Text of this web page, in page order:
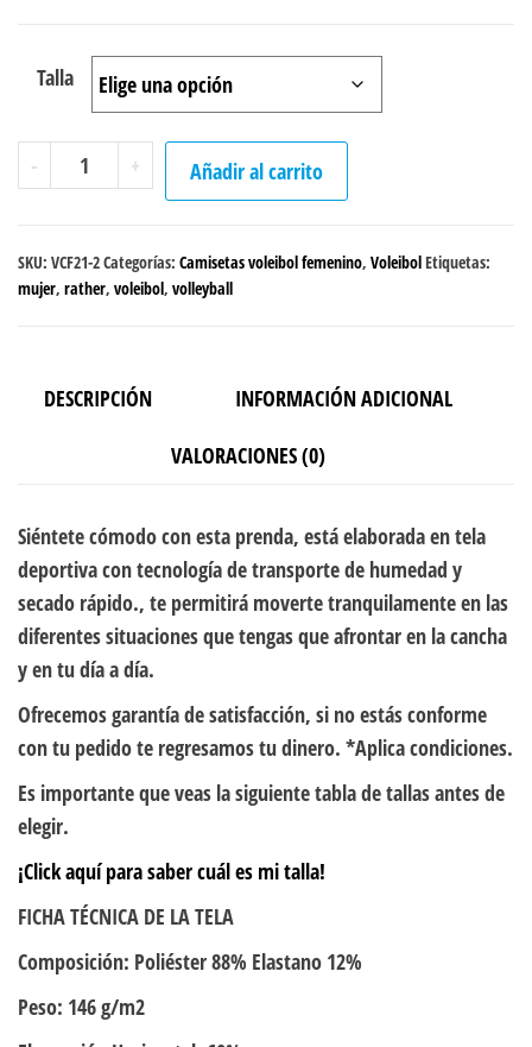
Talla
-
Camiseta
Voleibol
Rather
be
Negra
+ Añadir al carrito
SKU: VCF21-2Categorías: Camisetas voleibol femenino, VoleibolEtiquetas:
mujer, rather, voleibol, volleyball
DESCRIPCIÓN
INFORMACIÓN ADICIONAL
VALORACIONES (0)
Siéntete cómodo con esta prenda, está elaborada en tela
deportiva con tecnología de transporte de humedad y
secado rápido., te permitirá moverte tranquilamente en las
diferentes situaciones que tengas que afrontar en la cancha
y en tu día a día.
Ofrecemos garantía de satisfacción, si no estás conforme
con tu pedido te regresamos tu dinero. *Aplica condiciones.
Es importante que veas la siguiente tabla de tallas antes de
elegir.
¡Click aquí para saber cuál es mi talla!
FICHA TÉCNICA DE LA TELA
Composición: Poliéster 88% Elastano 12%
Peso: 146 g/m2